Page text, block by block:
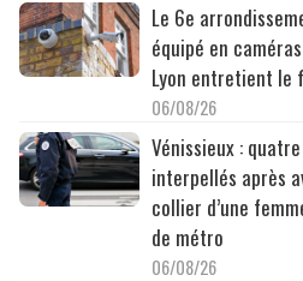
Le 6e
équipé en
Lyon entretient le
06/08/26
Vénissieux :
interpellés après
collier d’une
de métro
06/08/26